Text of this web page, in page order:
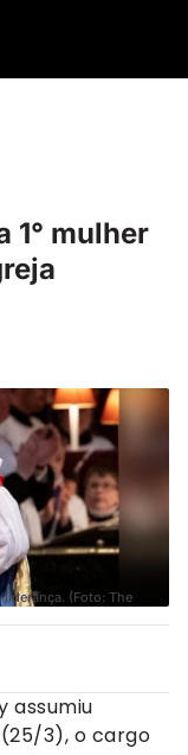
1° mulher
(Foto: The
assumiu
3), o cargo